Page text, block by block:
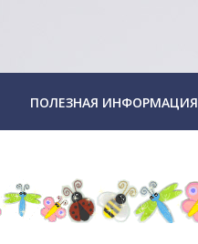
ПОЛЕЗНАЯ ИНФОРМАЦИЯ